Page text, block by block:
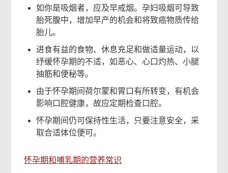
如你是吸烟者，应及早戒烟。孕妇吸烟可导致
胎死腹中，增加早产的机会和将致癌物质传给
胎儿。
进食有益的食物、休息充足和做适量运动，以
纾缓怀孕期的不适，如恶心、心口灼热、小腿
抽筋和便秘等。
由于怀孕期间荷尔蒙和胃口有所转变，有机会
影响口腔健康，故应定期检查口腔。
怀孕期间仍可保持性生活，只要注意安全，采
取合适体位便可。
怀孕期和哺乳期的营养常识